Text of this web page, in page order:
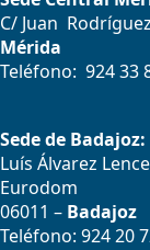
C/ Juan
Mérida
Teléfono: 924 33
Sede de Badajoz:
Luís Álvarez
Eurodom
06011 – Badajoz
Teléfono: 924 20